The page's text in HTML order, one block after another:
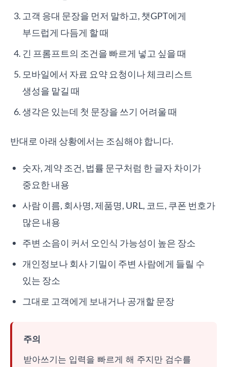
고객 응대 문장을 먼저 말하고, 챗GPT에게
부드럽게 다듬게 할 때
긴 프롬프트의 조건을 빠르게 넣고 싶을 때
모바일에서 자료 요약 요청이나 체크리스트
생성을 맡길 때
생각은 있는데 첫 문장을 쓰기 어려울 때
반대로 아래 상황에서는 조심해야 합니다.
숫자, 계약 조건, 법률 문구처럼 한 글자 차이가
중요한 내용
사람 이름, 회사명, 제품명, URL, 코드, 쿠폰 번호가
많은 내용
주변 소음이 커서 오인식 가능성이 높은 장소
개인정보나 회사 기밀이 주변 사람에게 들릴 수
있는 장소
그대로 고객에게 보내거나 공개할 문장
주의
받아쓰기는 입력을 빠르게 해 주지만 검수를